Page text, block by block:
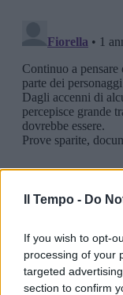
Il Tempo - Do
If you wish to opt-
processing of your
targeted
section to confirm